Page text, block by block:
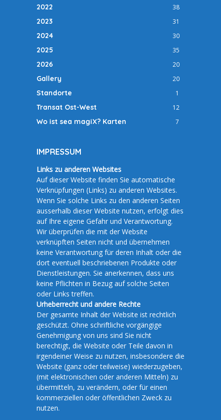
2022 38
2023 31
2024 30
2025 35
2026 20
Gallery 20
Standorte 1
Transat Ost-West 12
Wo ist sea magiX? Karten 7
IMPRESSUM
Links zu anderen Websites
Auf dieser Website finden Sie automatische
Verknüpfungen (Links) zu anderen Websites.
Wenn Sie solche Links zu den anderen Seiten
ausserhalb dieser Website nutzen, erfolgt dies
auf Ihre eigene Gefahr und Verantwortung.
Wir überprüfen die mit der Website
verknüpften Seiten nicht und übernehmen
keine Verantwortung für deren Inhalt oder die
dort eventuell beschriebenen Produkte oder
Dienstleistungen. Sie anerkennen, dass uns
keine Pflichten in Bezug auf solche Seiten
oder Links treffen.
Urheberrecht und andere Rechte
Der gesamte Inhalt der Website ist rechtlich
geschützt. Ohne schriftliche vorgängige
Genehmigung von uns sind Sie nicht
berechtigt, die Website oder Teile davon in
irgendeiner Weise zu nutzen, insbesondere die
Website (ganz oder teilweise) wiederzugeben,
(mit elektronischen oder anderen Mitteln) zu
übermitteln, zu verändern, oder für einen
kommerziellen oder öffentlichen Zweck zu
nutzen.